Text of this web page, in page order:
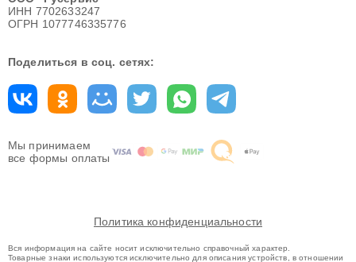
Мы принимаем
все формы оплаты
ИНН 7702633247
ОГРН 1077746335776
Поделиться в соц. сетях:
Политика конфиденциальности
Вся информация на сайте носит исключительно справочный характер.
Товарные знаки используются исключительно для описания устройств, в отношении